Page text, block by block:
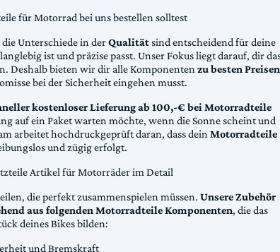
für Motorrad bei uns bestellen solltest
Unterschiede in derQualitätsind entscheidend für deine
ist und präzise passt. Unser Fokus liegt darauf, dir
Deshalb bieten wir dir alle Komponentenzu besten Preisen
bei der Sicherheit eingehen musst.
kostenloser Lieferung ab 100,-€ bei Motorradteile
auf ein Paket warten möchte, wenn die Sonne scheint und
arbeitet hochdruckgeprüft daran, dass deinMotorradteile
und zügig erfolgt.
Artikel für Motorräder im Detail
die perfekt zusammenspielen müssen. Unsere Zubehör
aus folgenden Motorradteile Komponenten, die das
deines Bikes bilden:
und Bremskraft